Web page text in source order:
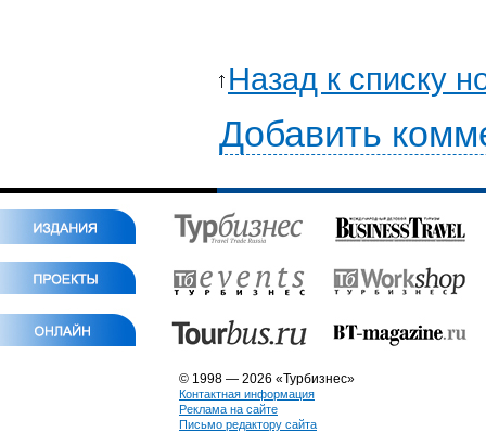
Назад к списку
Добавить
© 1998 — 2026 «Турбизнес»
Контактная информация
Реклама на сайте
Письмо редактору сайта